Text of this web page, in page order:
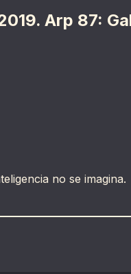
Arp 87:
no se imagina.